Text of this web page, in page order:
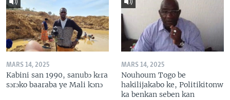
MARS 14, 2025
Kabini san 1990, sanubɔ kɛra
sɔrɔko baaraba ye Mali kɔnɔ
MARS 14, 2025
Nouhoum Togo be
hakilijakabo ke, Politikitonw
ka benkan seben kan